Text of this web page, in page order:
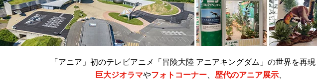
「アニア」初のテレビアニメ「冒険大陸 アニアキングダム」の世界を再現
巨大ジオラマやフォトコーナー 歴代のアニア展示